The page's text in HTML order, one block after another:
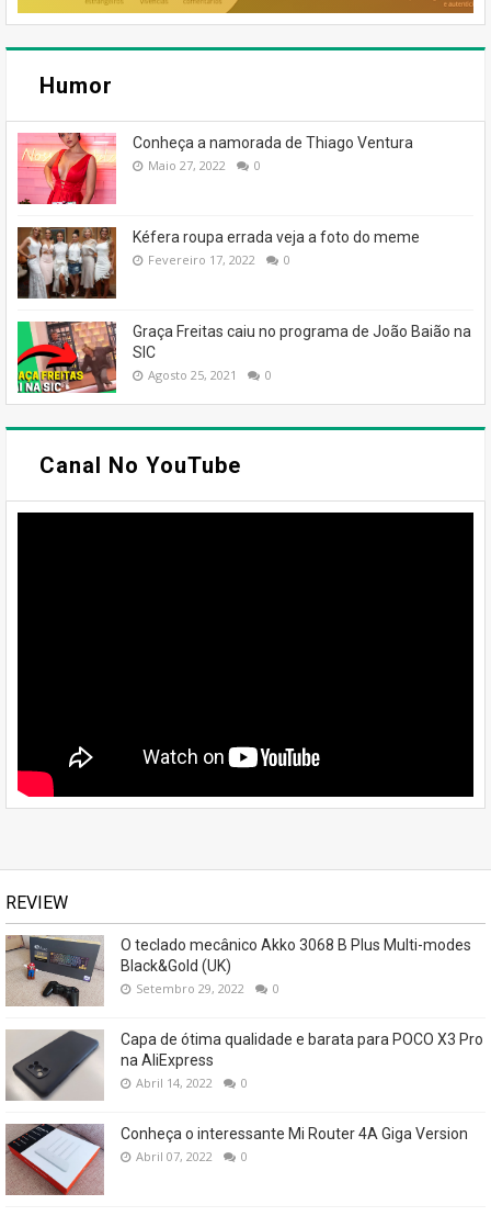
Humor
Conheça a namorada de Thiago Ventura
Maio 27, 2022 0
Kéfera roupa errada veja a foto do meme
Fevereiro 17, 2022 0
Graça Freitas caiu no programa de João Baião na
SIC
Agosto 25, 2021 0
Canal No YouTube
REVIEW
O teclado mecânico Akko 3068 B Plus Multi-modes
Black&Gold (UK)
Setembro 29, 2022 0
Capa de ótima qualidade e barata para POCO X3 Pro
na AliExpress
Abril 14, 2022 0
Conheça o interessante Mi Router 4A Giga Version
Abril 07, 2022 0